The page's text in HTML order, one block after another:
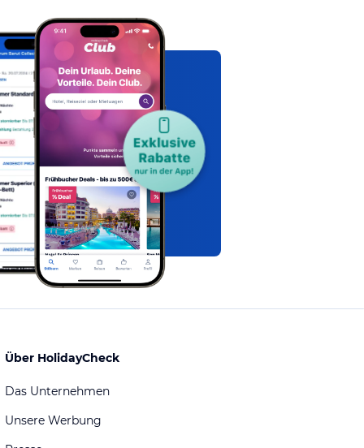
Über HolidayCheck
Das Unternehmen
Unsere Werbung